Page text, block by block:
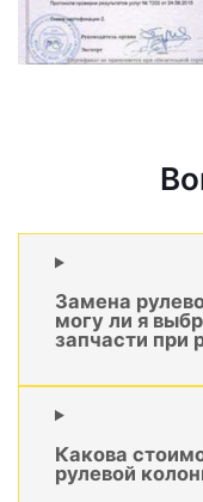
Замена
могу ли я
запчасти при
Какова
рулевой